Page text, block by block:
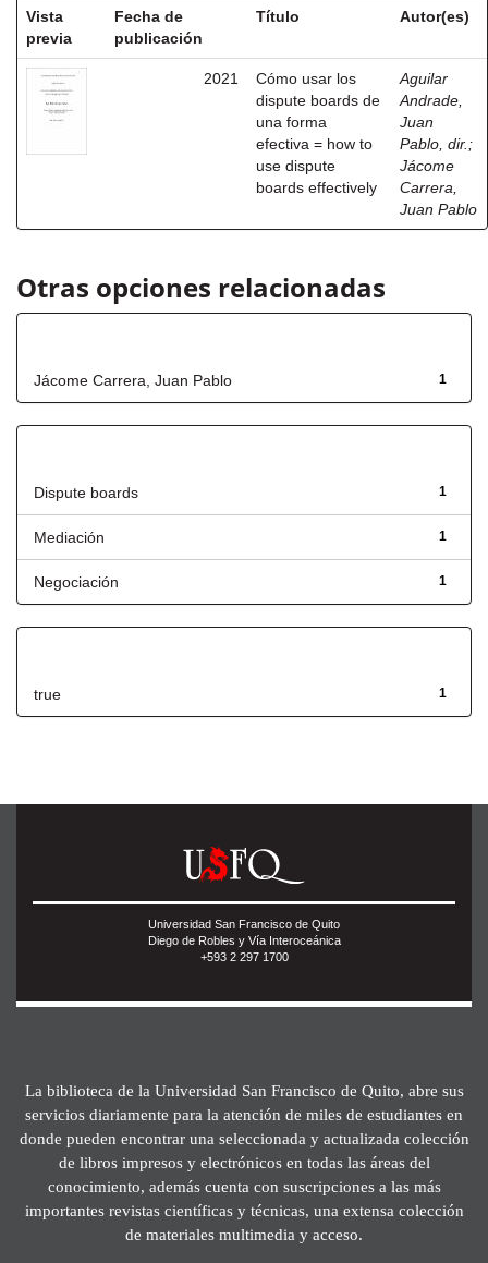
Vista
previa
Fecha de
publicación
Título Autor(es)
2021
Cómo usar los
dispute boards de
una forma
efectiva = how to
use dispute
boards effectively
Aguilar
Andrade,
Juan
Pablo, dir. ;
Jácome
Carrera,
Juan Pablo
Otras opciones relacionadas
1
Jácome Carrera, Juan Pablo
1
Dispute boards
1
Mediación
1
Negociación
1
true
Universidad San Francisco de Quito
Diego de Robles y Vía Interoceánica
+593 2 297 1700
La biblioteca de la Universidad San Francisco de Quito, abre sus
servicios diariamente para la atención de miles de estudiantes en
donde pueden encontrar una seleccionada y actualizada colección
de libros impresos y electrónicos en todas las áreas del
conocimiento, además cuenta con suscripciones a las más
importantes revistas científicas y técnicas, una extensa colección
de materiales multimedia y acceso.